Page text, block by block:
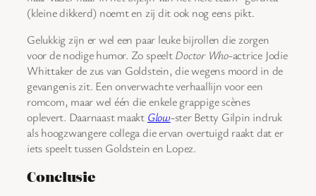
(kleine dikkerd) noemt en zij dit ook nog eens pikt.
Gelukkig zijn er wel een paar leuke bijrollen die zorgen
voor de nodige humor. Zo speeltDoctor Who-actrice Jodie
Whittaker de zus van Goldstein, die wegens moord in de
gevangenis zit. Een onverwachte verhaallijn voor een
romcom, maar wel één die enkele grappige scènes
oplevert. Daarnaast maakt Glow-ster Betty Gilpin indruk
als hoogzwangere collega die ervan overtuigd raakt dat er
iets speelt tussen Goldstein en Lopez.
Conclusie